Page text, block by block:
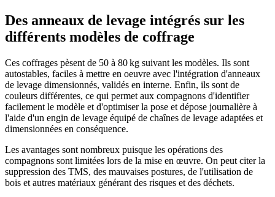
Des anneaux de levage intégrés sur les
différents modèles de coffrage
Ces coffrages pèsent de 50 à 80 kg suivant les modèles. Ils sont
autostables, faciles à mettre en oeuvre avec l'intégration d'anneaux
de levage dimensionnés, validés en interne. Enfin, ils sont de
couleurs différentes, ce qui permet aux compagnons d'identifier
facilement le modèle et d'optimiser la pose et dépose journalière à
l'aide d'un engin de levage équipé de chaînes de levage adaptées et
dimensionnées en conséquence.
Les avantages sont nombreux puisque les opérations des
compagnons sont limitées lors de la mise en œuvre. On peut citer la
suppression des TMS, des mauvaises postures, de l'utilisation de
bois et autres matériaux générant des risques et des déchets.